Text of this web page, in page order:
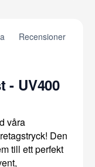
Recensioner
- UV400
våra
Den
till ett perfekt